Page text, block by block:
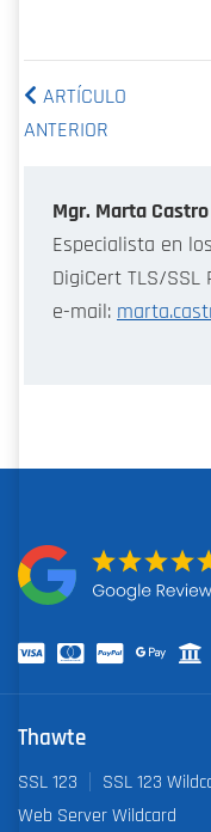
ARTÍCULO
ANTERIOR
Mgr. Marta
Especialista en
DigiCert TLS/SSL
e-mail:
Thawte
SSL 123 SSL 123
Web Server Wildcard